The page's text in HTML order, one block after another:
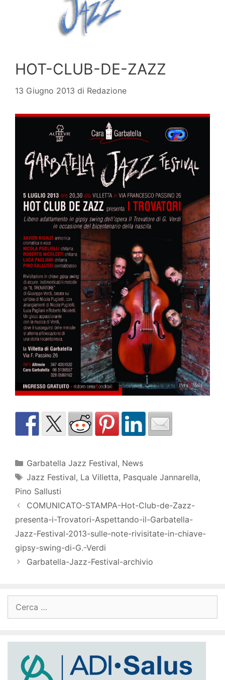
HOT-CLUB-DE-ZAZZ
13 Giugno 2013 di Redazione
Categorie
Garbatella Jazz Festival, News
Tag
Jazz Festival, La Villetta, Pasquale Jannarella,
Pino Sallusti
COMUNICATO-STAMPA-Hot-Club-de-Zazz-
presenta-i-Trovatori-Aspettando-il-Garbatella-
Jazz-Festival-2013-sulle-note-rivisitate-in-chiave-
gipsy-swing-di-G.-Verdi
Garbatella-Jazz-Festival-archivio
per: